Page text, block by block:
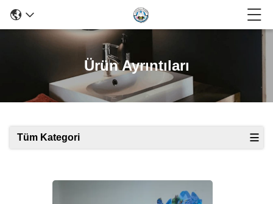
Ürün Ayrıntıları
Tüm Kategori